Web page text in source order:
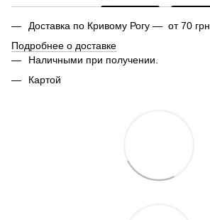
Доставка по Кривому Рогу — от 70 грн.
Подробнее о доставке
Наличными при получении.
Картой